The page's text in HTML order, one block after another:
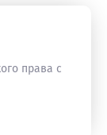
права с